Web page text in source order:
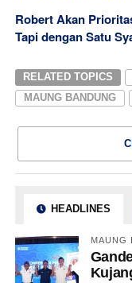
Robert Akan
Tapi dengan Satu
RELATED TOPICS
MAUNG BANDUNG
HEADLINES
MAUNG